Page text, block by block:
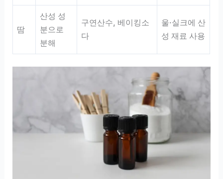
땀
산성 성
분으로
분해
구연산수, 베이킹소
다
울·실크에 산
성 재료 사용